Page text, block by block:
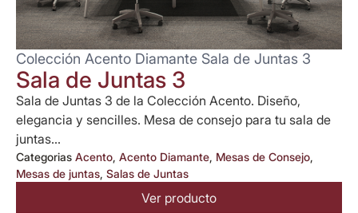
Colección Acento Diamante Sala de Juntas 3
Sala de Juntas 3
Sala de Juntas 3 de la Colección Acento. Diseño,
elegancia y sencilles. Mesa de consejo para tu sala de
juntas...
Categorias Acento, Acento Diamante, Mesas de Consejo,
Mesas de juntas, Salas de Juntas
Ver producto